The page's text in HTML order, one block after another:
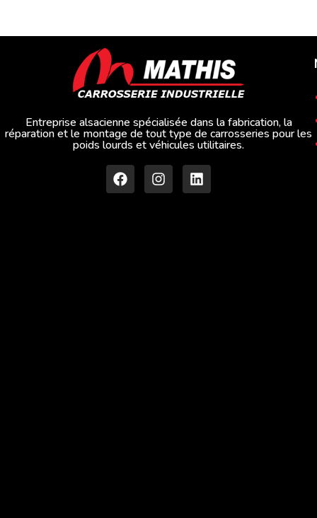
Entreprise alsacienne spécialisée dans la fabrication, la
réparation et le montage de tout type de carrosseries pour les
poids lourds et véhicules utilitaires.